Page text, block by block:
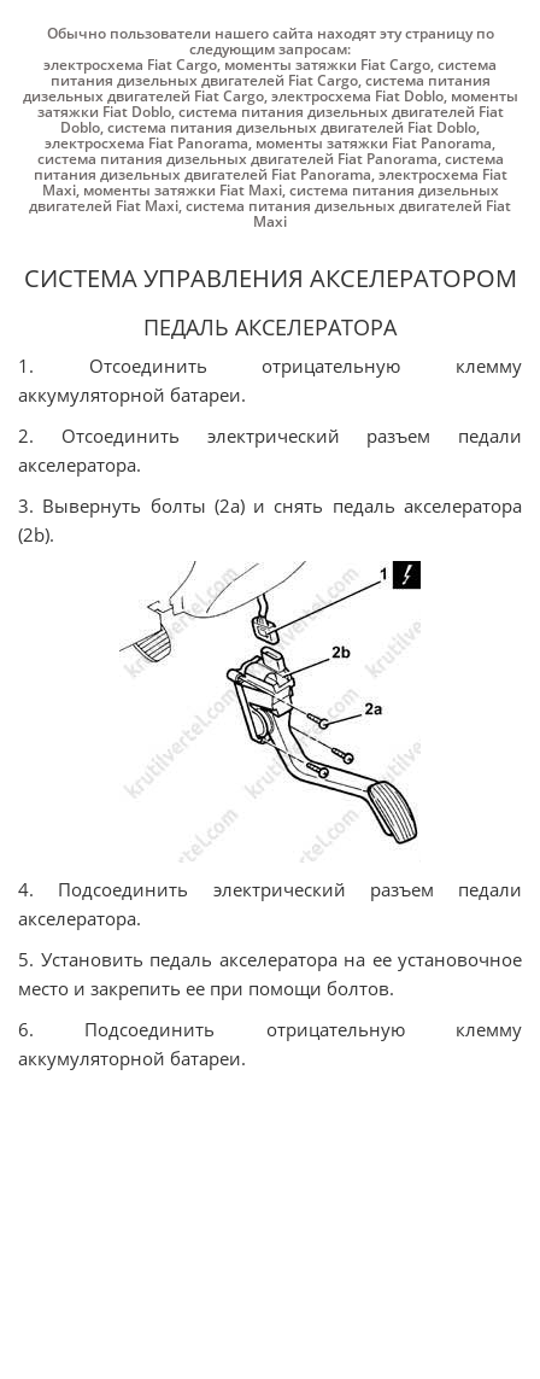
Обычно пользователи нашего сайта находят эту страницу по
следующим запросам:
электросхема Fiat Cargo,моменты затяжки Fiat Cargo,система
питания дизельных двигателей Fiat Cargo,система питания
дизельных двигателей Fiat Cargo,электросхема Fiat Doblo, моменты
затяжки Fiat Doblo,система питания дизельных двигателей Fiat
Doblo,система питания дизельных двигателей Fiat Doblo,
электросхема Fiat Panorama, моменты затяжки Fiat Panorama,
система питания дизельных двигателей Fiat Panorama,система
питания дизельных двигателей Fiat Panorama,электросхема Fiat
Maxi, моменты затяжки Fiat Maxi,система питания дизельных
двигателей Fiat Maxi,система питания дизельных двигателей Fiat
Maxi
СИСТЕМА УПРАВЛЕНИЯ АКСЕЛЕРАТОРОМ
ПЕДАЛЬ АКСЕЛЕРАТОРА
1. Отсоединить отрицательную клемму
аккумуляторной батареи.
2. Отсоединить электрический разъем педали
акселератора.
3. Вывернуть болты (2а) и снять педаль акселератора
(2b).
4. Подсоединить электрический разъем педали
акселератора.
5. Установить педаль акселератора на ее установочное
место и закрепить ее при помощи болтов.
6. Подсоединить отрицательную клемму
аккумуляторной батареи.